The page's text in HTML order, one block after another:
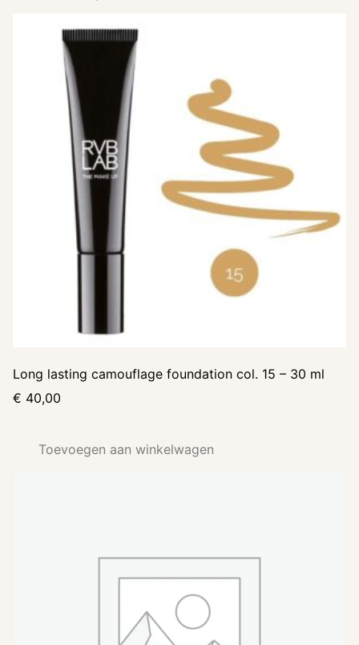
Long lasting camouflage foundation col. 15 – 30 ml
€ 40,00
Toevoegen aan winkelwagen